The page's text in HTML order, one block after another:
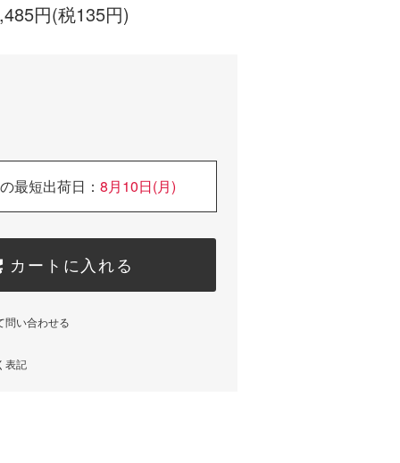
円(税135円)
最短出荷日： 8月10日(月)
カートに入れる
問い合わせる
表記